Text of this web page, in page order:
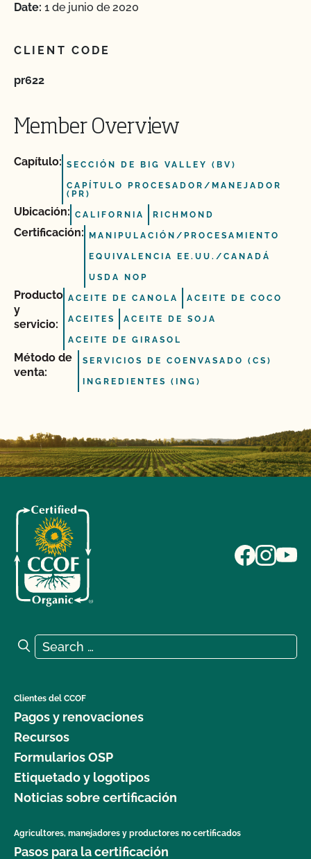
Date: 1 de junio de 2020
CLIENT CODE
pr622
Member Overview
Capítulo: SECCIÓN DE BIG VALLEY (BV)
CAPÍTULO PROCESADOR/MANEJADOR
(PR)
Ubicación: CALIFORNIA RICHMOND
Certificación: MANIPULACIÓN/PROCESAMIENTO
EQUIVALENCIA EE.UU./CANADÁ
USDA NOP
Producto
y
servicio:
ACEITE DE CANOLA ACEITE DE COCO
ACEITES ACEITE DE SOJA
ACEITE DE GIRASOL
Método de
venta:
SERVICIOS DE COENVASADO (CS)
INGREDIENTES (ING)
Search for:
Search
Clientes del CCOF
Pagos y renovaciones
Recursos
Formularios OSP
Etiquetado y logotipos
Noticias sobre certificación
Agricultores, manejadores y productores no certificados
Pasos para la certificación